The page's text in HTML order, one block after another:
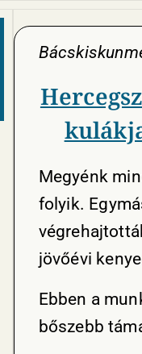
Megyénk
folyik.
jövőévi
Ebben a
bőszebb